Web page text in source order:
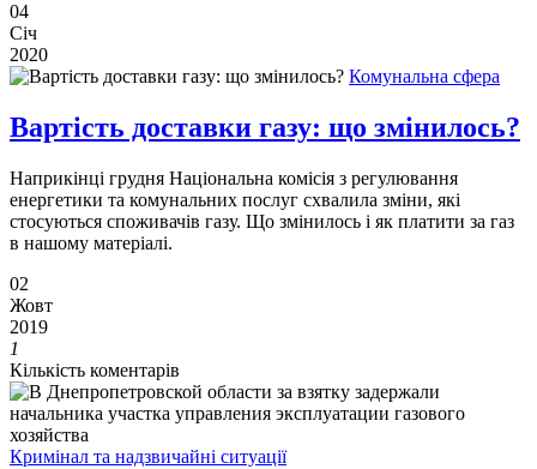
04
Січ
2020
Комунальна сфера
Вартість доставки газу: що змінилось?
Наприкінці грудня Національна комісія з регулювання
енергетики та комунальних послуг схвалила зміни, які
стосуються споживачів газу. Що змінилось і як платити за газ
в нашому матеріалі.
02
Жовт
2019
1
Кількість коментарів
Кримінал та надзвичайні ситуації